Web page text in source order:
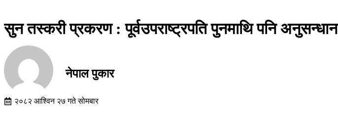
सुन तस्करी प्रकरण : पूर्वउपराष्ट्रपति पुनमाथि पनि अनुसन्धान
नेपाल पुकार
२०८२ आश्विन २७ गते सोमबार